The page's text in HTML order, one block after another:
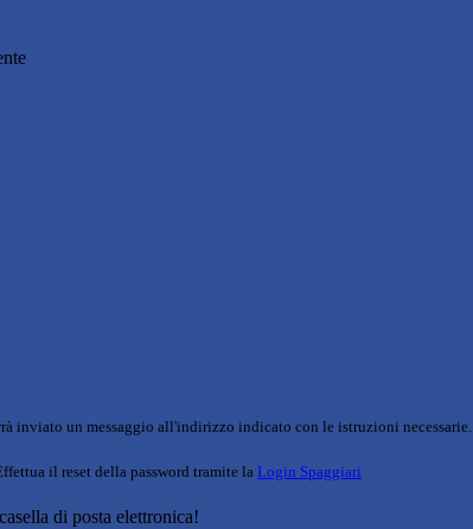
inviato un messaggio all'indirizzo indicato con le istruzioni necessarie.
il reset della password tramite la Login Spaggiari
di posta elettronica!